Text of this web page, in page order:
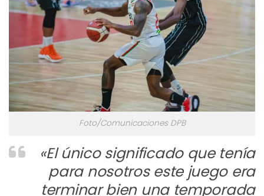
Foto/Comunicaciones DPB
«El único significado que tenía
para nosotros este juego era
terminar bien una temporada